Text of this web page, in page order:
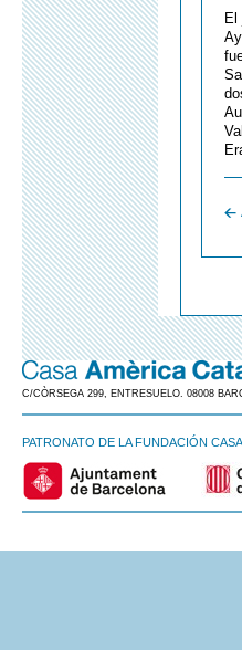
El
C/CÒRSEGA 299, ENTRESUELO. 08008
PATRONATO DE LA FUNDACIÓN